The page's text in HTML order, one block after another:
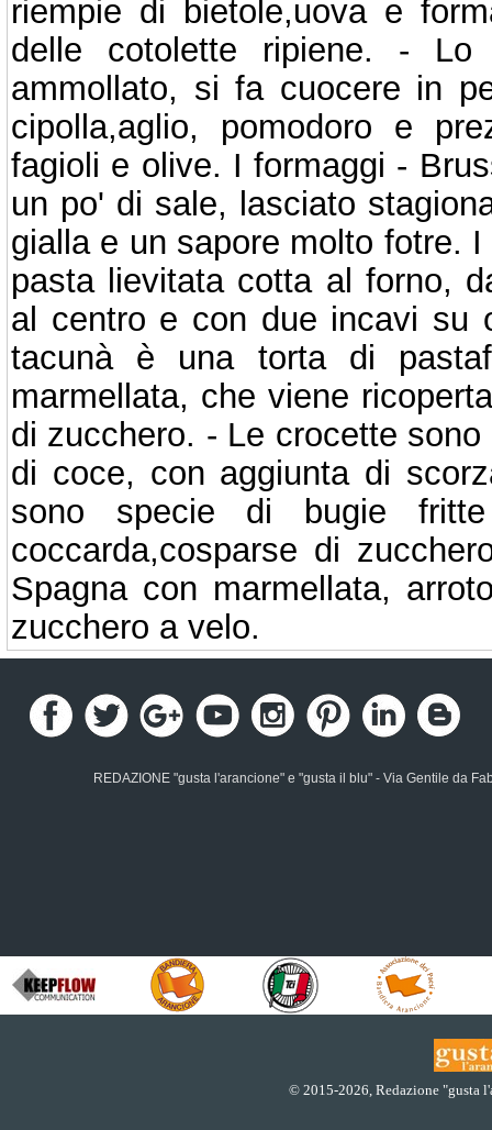
riempie di bietole,uova e
delle cotolette ripiene. -
ammollato, si fa cuocere in
cipolla,aglio, pomodoro e
fagioli e olive. I formaggi -
un po' di sale, lasciato
gialla e un sapore molto fotre.
pasta lievitata cotta al forno,
al centro e con due incavi su
tacunà è una torta di
marmellata, che viene
di zucchero. - Le crocette
di coce, con aggiunta di
sono specie di bugie
coccarda,cosparse di
Spagna con marmellata,
zucchero a velo.
REDAZIONE "gusta l'arancione" e "gusta il blu" - Via Gentile da
© 2015-2026, Redazione "gusta